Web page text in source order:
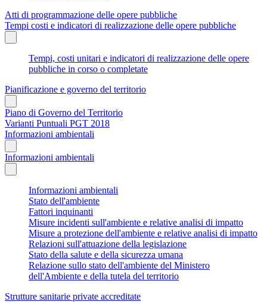
Atti di programmazione delle opere pubbliche
Tempi costi e indicatori di realizzazione delle opere pubbliche
Tempi, costi unitari e indicatori di realizzazione delle opere
pubbliche in corso o completate
Pianificazione e governo del territorio
Piano di Governo del Territorio
Varianti Puntuali PGT 2018
Informazioni ambientali
Informazioni ambientali
Informazioni ambientali
Stato dell'ambiente
Fattori inquinanti
Misure incidenti sull'ambiente e relative analisi di impatto
Misure a protezione dell'ambiente e relative analisi di impatto
Relazioni sull'attuazione della legislazione
Stato della salute e della sicurezza umana
Relazione sullo stato dell'ambiente del Ministero
dell'Ambiente e della tutela del territorio
Strutture sanitarie private accreditate